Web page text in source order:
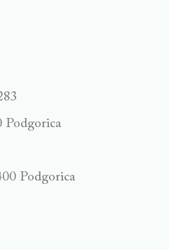
Podgorica
Podgorica